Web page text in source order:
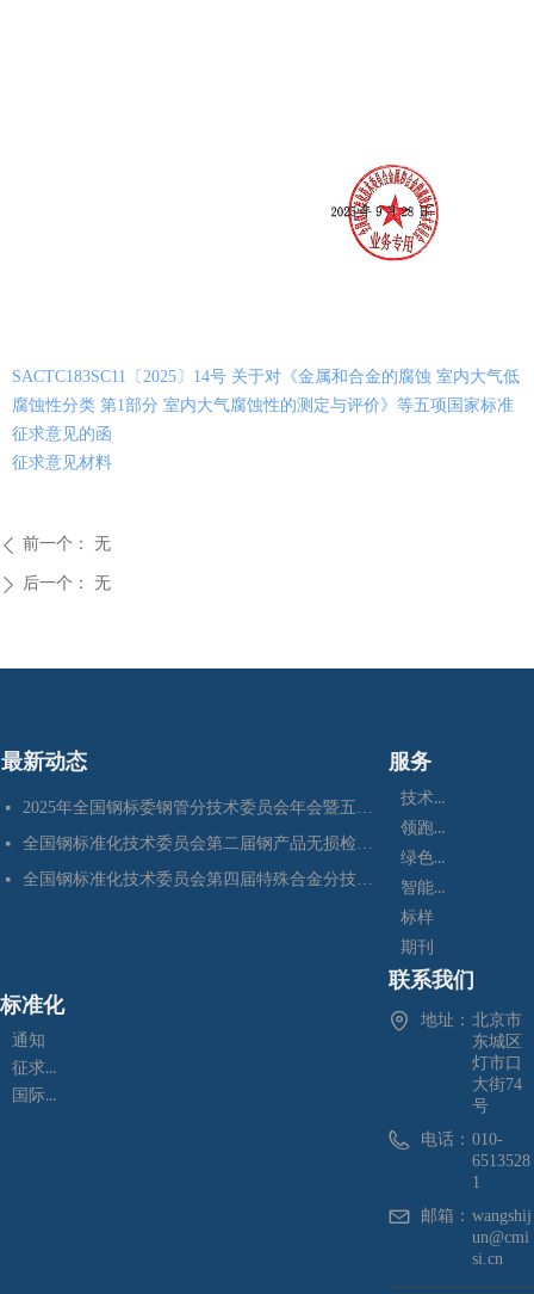
SACTC183SC11〔2025〕14号 关于对《金属和合金的腐蚀 室内大气低
腐蚀性分类 第1部分 室内大气腐蚀性的测定与评价》等五项国家标准
征求意见的函
征求意见材料
ꄴ 前一个： 无
ꄲ 后一个： 无
最新动态
넷 2025年全国钢标委钢管分技术委员会年会暨五项国家标准审定会在江苏苏州成功召开
넷 全国钢标准化技术委员会第二届钢产品无损检测分技术委员会换届会暨四项标准审定会在苏州成功召开
넷 全国钢标准化技术委员会第四届特殊合金分技术委员会换届会暨七项标准预审会在昆明顺利召开
服务
技术咨询
领跑者
绿色制造
智能制造
标样
期刊
通知
征求意见
国际标准化
标准化
联系我们
地址： 北京市
东城区
灯市口
大街74
号
电话： 010-
6513528
1
邮箱： wangshij
un@cmi
si.cn